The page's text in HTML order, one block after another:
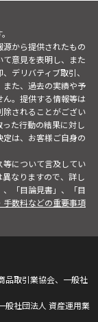
から提供されたもの
意見を表明し、また
デリバティブ取引、
た、過去の実績や予
。提供する情報等は
されることがござい
た行動の結果に対し
は、お客様ご自身の
について言及してい
なりますので、詳し
「目論見書」、「目
手数料などの重要事項
品取引業協会、一般社
般社団法人 資産運用業